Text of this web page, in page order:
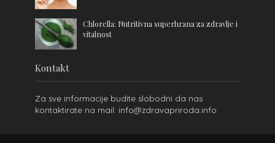
Chlorella: Nutritivna superhrana za zdravlje i
vitalnost
Kontakt
Za sve informacije budite slobodni da nas
kontaktirate na mail: info@zdravapriroda.info